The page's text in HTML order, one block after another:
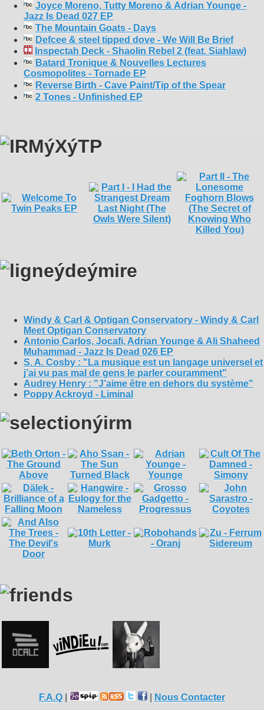
Joyce Moreno, Tutty Moreno & Adrian Younge -
Jazz Is Dead 027 EP
The Mountain Goats - Days
Defcee & steel tipped dove - We Will Be Brief
Inspectah Deck - Shaolin Rebel 2 (feat. Siahlaw)
Batard Tronique & Nouvelles Lectures
Cosmopolites - Tornade EP
Reverse Birth - Cave Paint/Tip of the Spear
2 Tones - Unfinished EP
Windy & Carl & Optigan Conservatory - Windy & Carl
Meet Optigan Conservatory
Antonio Carlos, Jocafi, Adrian Younge & Ali Shaheed
Muhammad - Jazz Is Dead 026 EP
S. A. Cosby : "La musique est un langage universel et
j’ai vu pas mal de gens le parler couramment"
Audrey Henry : "J’aime être en dehors du système"
Poppy Ackroyd - Liminal
F.A.Q Nous Contacter